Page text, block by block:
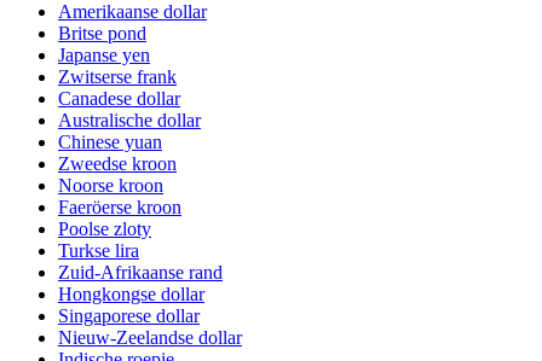
Amerikaanse dollar
Britse pond
Japanse yen
Zwitserse frank
Canadese dollar
Australische dollar
Chinese yuan
Zweedse kroon
Noorse kroon
Faeröerse kroon
Poolse zloty
Turkse lira
Zuid-Afrikaanse rand
Hongkongse dollar
Singaporese dollar
Nieuw-Zeelandse dollar